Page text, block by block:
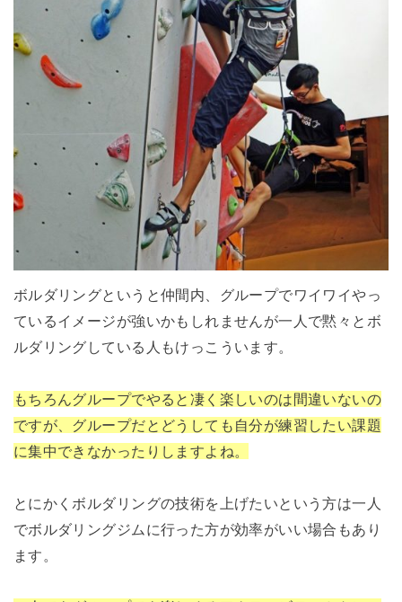
ボルダリングというと仲間内、グループでワイワイやっ
ているイメージが強いかもしれませんが一人で黙々とボ
ルダリングしている人もけっこういます。
もちろんグループでやると凄く楽しいのは間違いないの
ですが、グループだとどうしても自分が練習したい課題
に集中できなかったりしますよね。
とにかくボルダリングの技術を上げたいという方は一人
でボルダリングジムに行った方が効率がいい場合もあり
ます。